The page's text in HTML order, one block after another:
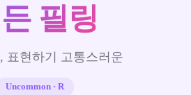
필링
표현하기 고통스러운
Uncommon · R